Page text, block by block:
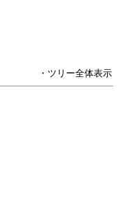
・ツリー全体表示